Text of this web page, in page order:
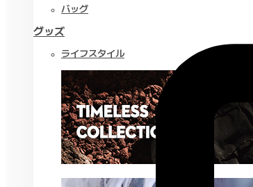
バッグ
グッズ
ライフスタイル